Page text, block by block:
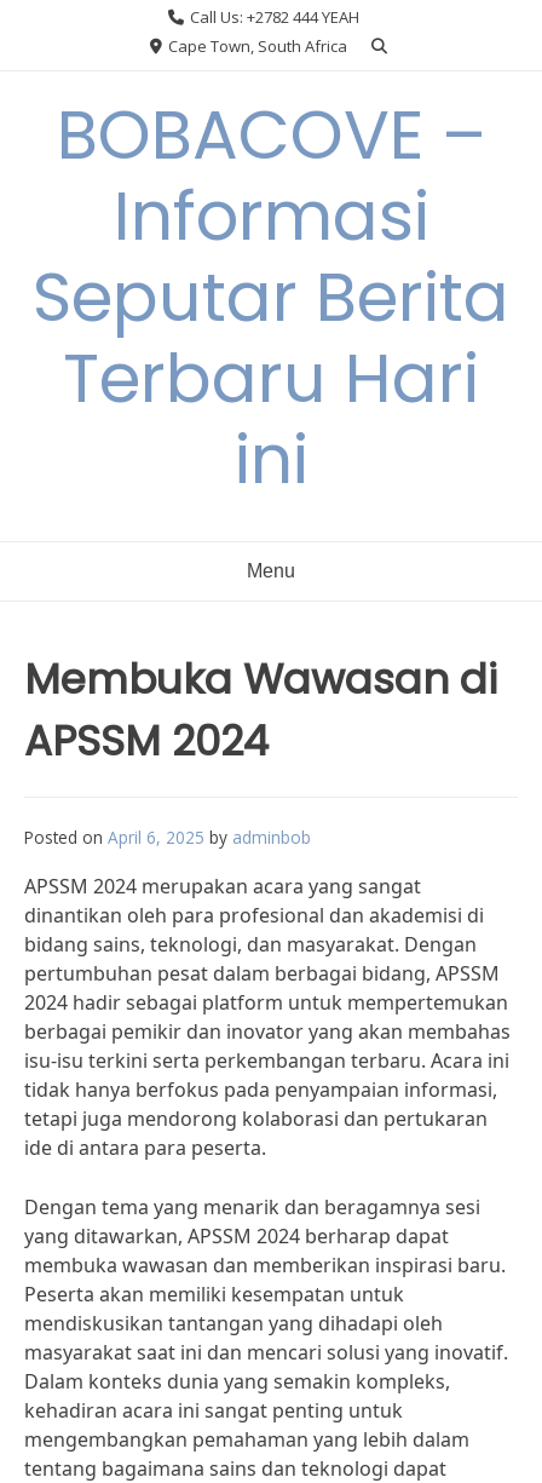
Call Us: +2782 444 YEAH
Cape Town, South Africa
BOBACOVE –
Informasi
Seputar Berita
Terbaru Hari
ini
Menu
Membuka Wawasan di
APSSM 2024
Posted on April 6, 2025 by adminbob
APSSM 2024 merupakan acara yang sangat
dinantikan oleh para profesional dan akademisi di
bidang sains, teknologi, dan masyarakat. Dengan
pertumbuhan pesat dalam berbagai bidang, APSSM
2024 hadir sebagai platform untuk mempertemukan
berbagai pemikir dan inovator yang akan membahas
isu-isu terkini serta perkembangan terbaru. Acara ini
tidak hanya berfokus pada penyampaian informasi,
tetapi juga mendorong kolaborasi dan pertukaran
ide di antara para peserta.
Dengan tema yang menarik dan beragamnya sesi
yang ditawarkan, APSSM 2024 berharap dapat
membuka wawasan dan memberikan inspirasi baru.
Peserta akan memiliki kesempatan untuk
mendiskusikan tantangan yang dihadapi oleh
masyarakat saat ini dan mencari solusi yang inovatif.
Dalam konteks dunia yang semakin kompleks,
kehadiran acara ini sangat penting untuk
mengembangkan pemahaman yang lebih dalam
tentang bagaimana sains dan teknologi dapat